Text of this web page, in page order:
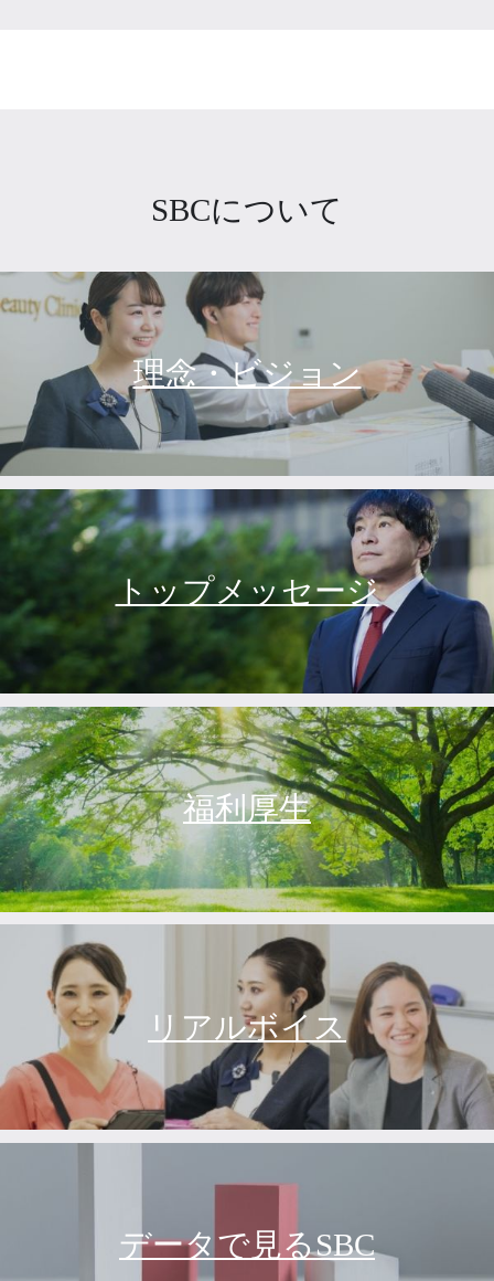
SBCについて
理念・ビジョン
トップメッセージ
福利厚生
リアルボイス
データで見るSBC